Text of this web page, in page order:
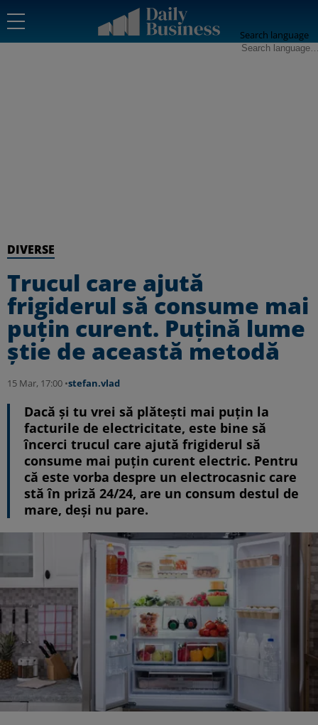
Search language
DIVERSE
Trucul care ajută
frigiderul să consume mai
puțin curent. Puțină lume
știe de această metodă
15 Mar, 17:00 •stefan.vlad
Dacă și tu vrei să plătești mai puțin la
facturile de electricitate, este bine să
încerci trucul care ajută frigiderul să
consume mai puțin curent electric. Pentru
că este vorba despre un electrocasnic care
stă în priză 24/24, are un consum destul de
mare, deși nu pare.